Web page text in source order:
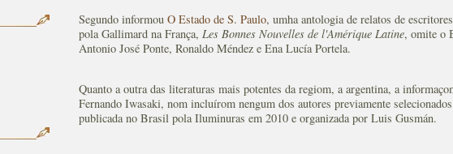
Segundo informou O Estado de S. Paulo, umha antologia de relatos de
pola Gallimard na França, Les Bonnes Nouvelles de l'Amérique Latine, omite o
Antonio José Ponte, Ronaldo Méndez e Ena Lucía Portela.
Quanto a outra das literaturas mais potentes da regiom, a argentina, a
Fernando Iwasaki, nom incluírom nengum dos autores previamente
publicada no Brasil pola Iluminuras em 2010 e organizada por Luis Gusmán.